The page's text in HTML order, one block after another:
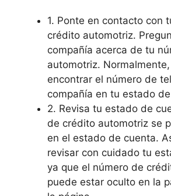
1. Ponte en contacto con
crédito automotriz.
compañía acerca de tu
automotriz.
encontrar el número de
compañía en tu estado
2. Revisa tu estado de
de crédito automotriz se
en el estado de cuenta.
revisar con cuidado tu
ya que el número de
puede estar oculto en la